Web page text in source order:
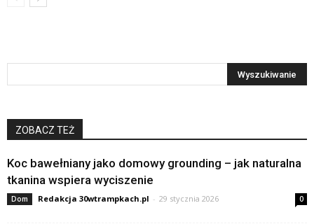
ZOBACZ TEŻ
Koc bawełniany jako domowy grounding – jak naturalna
tkanina wspiera wyciszenie
Dom Redakcja 30wtrampkach.pl - 29 stycznia 2026 0